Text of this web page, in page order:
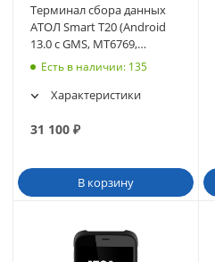
Терминал сбора данных
АТОЛ Smart T20 (Android
13.0 с GMS, MT6769,
6Gb/64Gb, Wi-Fi, BT, NFC)
Есть в наличии: 135
Характеристики
31 100 ₽
В корзину